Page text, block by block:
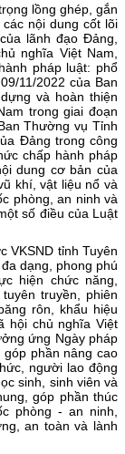
lồng ghép, gắn
nội dung cốt lõi
lãnh đạo Đảng,
nghĩa Việt Nam,
pháp luật: phổ
11/2022 của Ban
và hoàn thiện
trong giai đoạn
Thường vụ Tỉnh
Đảng trong công
chấp hành pháp
dung cơ bản của
khí, vật liệu nổ và
phòng, an ninh và
số điều của Luật
VKSND tỉnh Tuyên
dạng, phong phú
hiện chức năng,
truyền, phiên
rôn, khẩu hiệu
hội chủ nghĩa Việt
ứng Ngày pháp
phần nâng cao
người lao động
sinh, sinh viên và
góp phần thúc
phòng - an ninh,
an toàn và lành